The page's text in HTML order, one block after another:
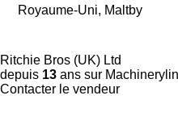
Royaume-Uni, Maltby
Ritchie Bros (UK) Ltd
depuis 13 ans sur
Contacter le vendeur